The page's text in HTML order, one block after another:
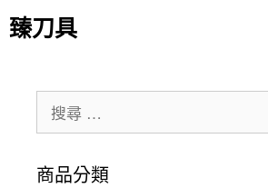
臻刀具
商品分類